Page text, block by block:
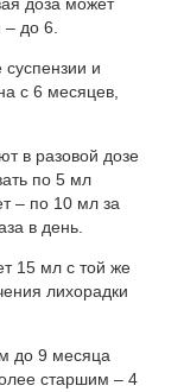
до 6.
и
с 6 месяцев,
в разовой дозе
по 5 мл
– по 10 мл за
в день.
15 мл с той же
лихорадки
до 9 месяца
старшим – 4